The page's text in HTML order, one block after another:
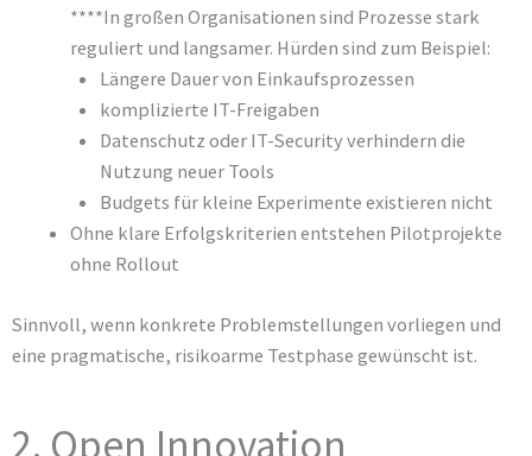
****In großen Organisationen sind Prozesse stark
reguliert und langsamer. Hürden sind zum Beispiel:
Längere Dauer von Einkaufsprozessen
komplizierte IT-Freigaben
Datenschutz oder IT-Security verhindern die
Nutzung neuer Tools
Budgets für kleine Experimente existieren nicht
Ohne klare Erfolgskriterien entstehen Pilotprojekte
ohne Rollout
Sinnvoll, wenn konkrete Problemstellungen vorliegen und
eine pragmatische, risikoarme Testphase gewünscht ist.
2. Open Innovation